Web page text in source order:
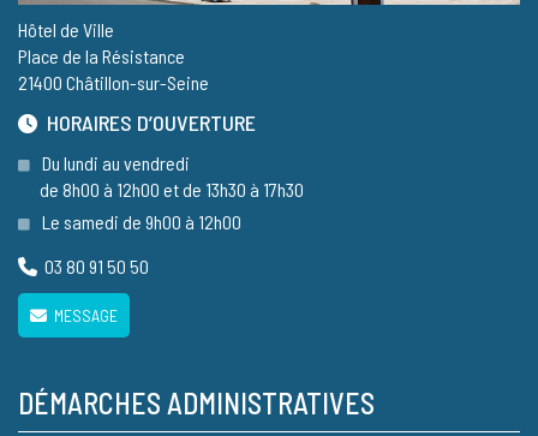
Hôtel de Ville
Place de la Résistance
21400 Châtillon-sur-Seine
HORAIRES D’OUVERTURE
Du lundi au vendredi
de 8h00 à 12h00 et de 13h30 à 17h30
Le samedi de 9h00 à 12h00
03 80 91 50 50
MESSAGE
DÉMARCHES ADMINISTRATIVES